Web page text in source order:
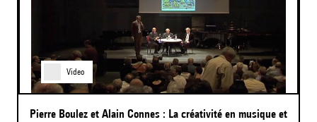
Video
Pierre Boulez et Alain Connes : La créativité en musique et